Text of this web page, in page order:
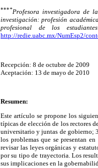
****Profesora investigadora de
investigación: profesión
profesional de los
http://redie.uabc.mx/NumEsp2/
Recepción: 8 de octubre de 2009
Aceptación: 13 de mayo de 2010
Resumen:
Este artículo se propone los
típicas de elección de los rectores
universitario y juntas de gobierno;
los problemas que se presentan
revisar las leyes orgánicas y
por su tipo de trayectoria. Los
sus implicaciones en la